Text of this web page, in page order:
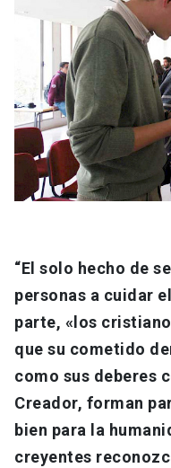
Padres y familia
Vecinos
Correo UC launch
Mi Portal UC
Medios Biblioteca
Donaciones launch
“El solo hecho de
personas a cuidar
parte, «los
que su cometido
como sus deberes
Creador, forman
bien para la
creyentes